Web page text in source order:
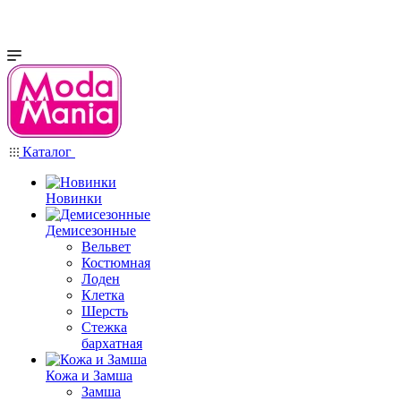
Каталог
Новинки
Демисезонные
Вельвет
Костюмная
Лоден
Клетка
Шерсть
Стежка
бархатная
Кожа и Замша
Замша